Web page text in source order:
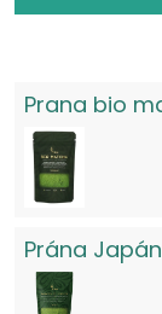
Prana bio
Prána